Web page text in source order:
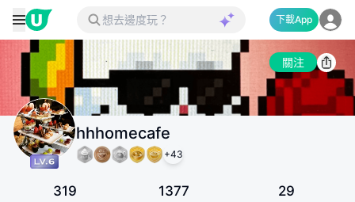
下載App
關注
hhhomecafe
+43
319 1377 29